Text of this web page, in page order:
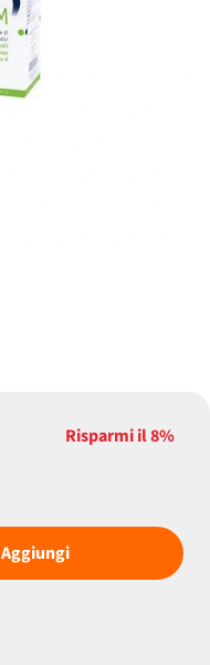
Risparmi il8%
Aggiungi